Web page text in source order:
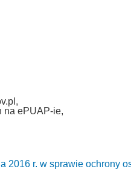
na ePUAP-ie,
r. w sprawie ochrony